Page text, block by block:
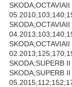
SKODA;SUPERB
SKODA;SUPERB